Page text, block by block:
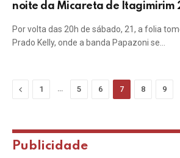
noite da Micareta de Itagimirim
Por volta das 20h de sábado, 21, a folia
Prado Kelly, onde a banda Papazoni se…
Previous
1 … 5 6 7 8 9
Publicidade